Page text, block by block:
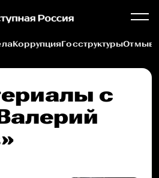
КоррупцияГосструктуры
c